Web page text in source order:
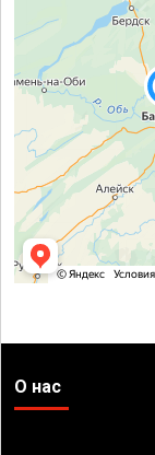
О нас